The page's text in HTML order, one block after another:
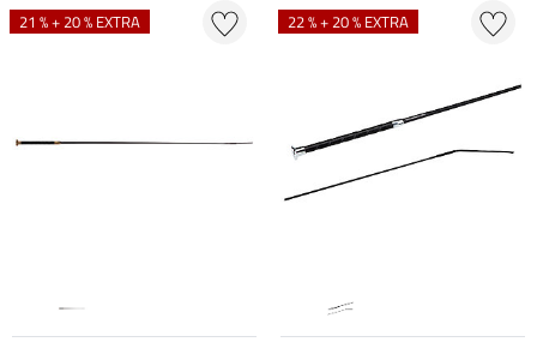
21 % + 20 % EXTRA 22 % + 20 % EXTRA